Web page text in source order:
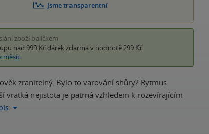
Jsme transparentní
zboží balíčkem
nad 999 Kč dárek zdarma v hodnotě 299 Kč
měsíc
zranitelný. Bylo to varování shůry? Rytmus
vratká nejistota je patrná vzhledem k rozevírajícím